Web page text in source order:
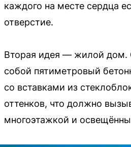
каждого на месте сердца
отверстие.
Вторая идея — жилой дом.
собой пятиметровый
со вставками из
оттенков, что должно
многоэтажкой и